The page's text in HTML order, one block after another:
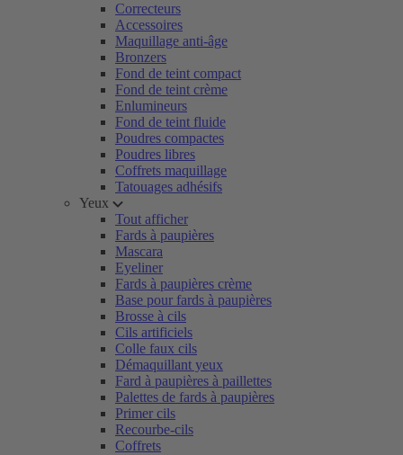
Correcteurs
Accessoires
Maquillage anti-âge
Bronzers
Fond de teint compact
Fond de teint crème
Enlumineurs
Fond de teint fluide
Poudres compactes
Poudres libres
Coffrets maquillage
Tatouages adhésifs
Yeux
Tout afficher
Fards à paupières
Mascara
Eyeliner
Fards à paupières crème
Base pour fards à paupières
Brosse à cils
Cils artificiels
Colle faux cils
Démaquillant yeux
Fard à paupières à paillettes
Palettes de fards à paupières
Primer cils
Recourbe-cils
Coffrets